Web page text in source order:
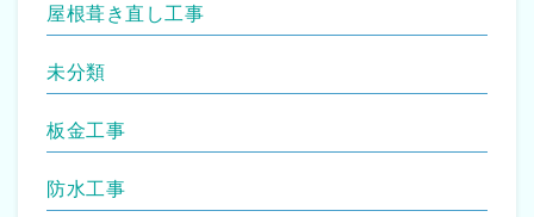
屋根葺き直し工事
未分類
板金工事
防水工事